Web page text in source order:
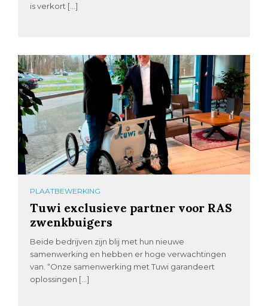
is verkort […]
PLAATBEWERKING
Tuwi exclusieve partner voor RAS
zwenkbuigers
Beide bedrijven zijn blij met hun nieuwe
samenwerking en hebben er hoge verwachtingen
van. “Onze samenwerking met Tuwi garandeert
oplossingen […]